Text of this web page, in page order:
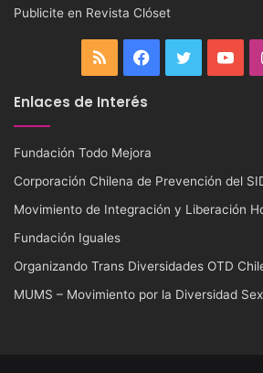
Publicite en Revista Clóset
RSS Facebook
Twitter
Enlaces de Interés
Fundación Todo Mejora
Corporación Chilena de Prevención del
Movimiento de Integración y Liberación
Fundación Iguales
Organizando Trans Diversidades OTD
MUMS – Movimiento por la Diversidad